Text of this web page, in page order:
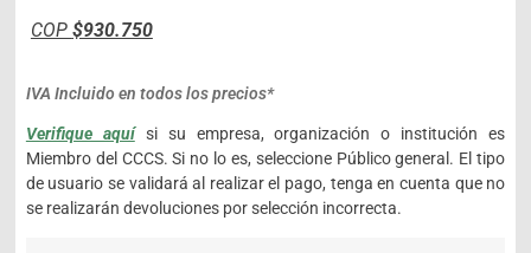
COP $930.750
IVA Incluido en todos los precios*
Verifique aquísi su empresa, organización o institución es
Miembro del CCCS. Si no lo es, seleccione Público general. El tipo
de usuario se validará al realizar el pago, tenga en cuenta que no
se realizarán devoluciones por selección incorrecta.